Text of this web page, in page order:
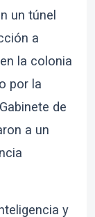
un túnel
a
la colonia
por la
de
a un
y